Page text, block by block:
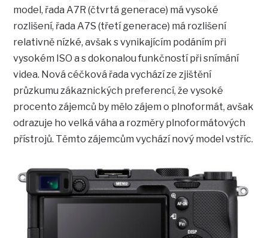
model, řada A7R (čtvrtá generace) má vysoké
rozlišení, řada A7S (třetí generace) má rozlišení
relativně nízké, avšak s vynikajícím podáním při
vysokém ISO a s dokonalou funkčností při snímání
videa. Nová céčková řada vychází ze zjištění
průzkumu zákaznických preferencí, že vysoké
procento zájemců by mělo zájem o plnoformát, avšak
odrazuje ho velká váha a rozměry plnoformátových
přístrojů. Těmto zájemcům vychází nový model vstříc.